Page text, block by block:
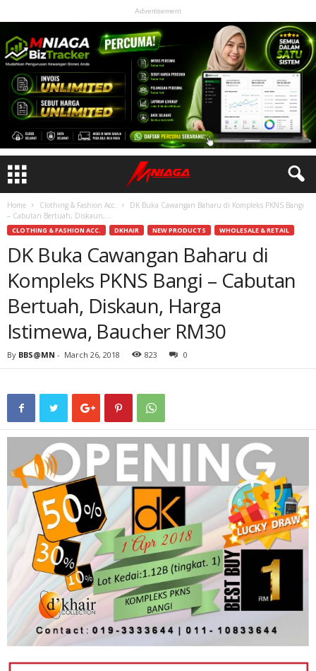
Advertisement
Home Clothing & Fashion Acc.
DK Buka Cawangan Baharu di Kompleks PKNS Bangi
– Cabutan Bertuah, Diskaun,...
CLOTHING & FASHION ACC. DKHAIR NEW PRODUCTS WHOLESALE & RETAIL
DK Buka Cawangan Baharu di
Kompleks PKNS Bangi – Cabutan
Bertuah, Diskaun, Harga
Istimewa, Baucher RM30
By BBS@MN - March 26, 2018 823 0